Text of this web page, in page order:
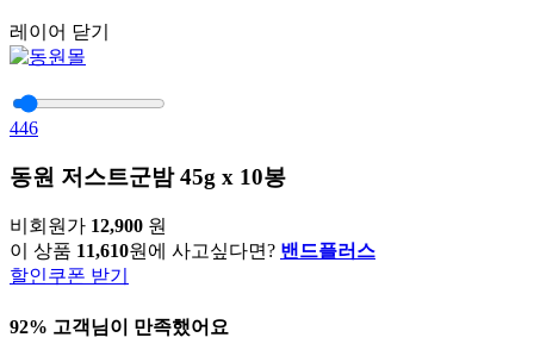
레이어 닫기
446
동원 저스트군밤 45g x 10봉
비회원가 12,900 원
이 상품 11,610원에 사고싶다면? 밴드플러스
할인쿠폰 받기
92% 고객님이 만족했어요